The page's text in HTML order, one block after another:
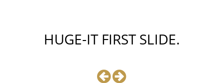
HUGE-IT FIRST SLIDE.